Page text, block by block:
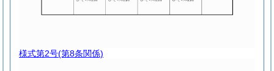
様式第2号(第8条関係)